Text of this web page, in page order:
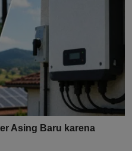
Asing Baru karena